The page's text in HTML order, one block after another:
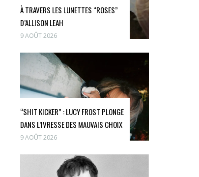
À TRAVERS LES LUNETTES “ROSES”
D’ALLISON LEAH
9 AOÛT 2026
“SHIT KICKER” : LUCY FROST PLONGE
DANS L’IVRESSE DES MAUVAIS CHOIX
9 AOÛT 2026